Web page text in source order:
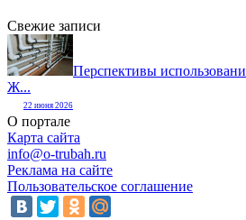
Свежие записи
Перспективы
Ж...
22 июня 2026
О портале
Карта сайта
info@o-trubah.ru
Реклама на сайте
Пользовательское соглашение